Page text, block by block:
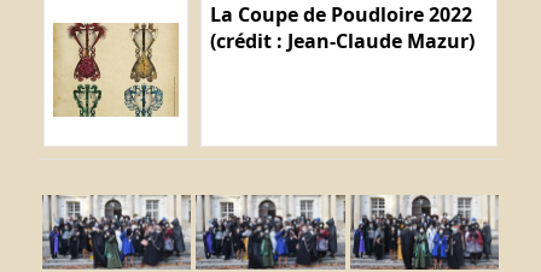
La Coupe de Poudloire 2022
(crédit : Jean-Claude Mazur)